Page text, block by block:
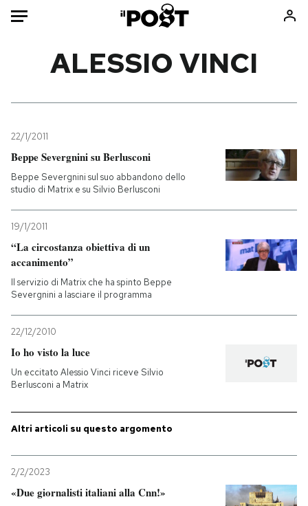
Mondo
Politica
Tecnologia
Internet
Scienza
Economia
Storie/Idee
Media
Mondiali calcio 2026
PODCAST
NEWSLETTER
I MIEI PREFERITI
SHOP
ALESSIO VINCI
22/1/2011
Beppe Severgnini su Berlusconi
Beppe Severgnini sul suo abbandono dello
studio di Matrix e su Silvio Berlusconi
19/1/2011
“La circostanza obiettiva di un
accanimento”
Il servizio di Matrix che ha spinto Beppe
Severgnini a lasciare il programma
22/12/2010
Io ho visto la luce
Un eccitato Alessio Vinci riceve Silvio
Berlusconi a Matrix
Altri articoli su questo argomento
2/2/2023
«Due giornalisti italiani alla Cnn!»